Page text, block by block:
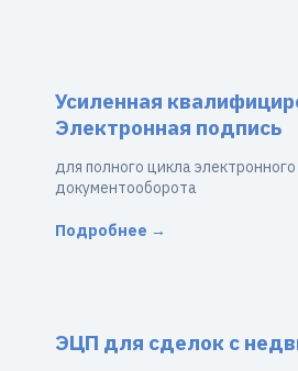
Усиленная
Электронная подпись
для полного цикла электронного
документооборота
Подробнее →
ЭЦП для сделок с